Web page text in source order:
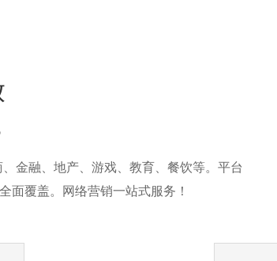
金融、地产、游戏、教育、餐饮等。平台
面覆盖。网络营销一站式服务！